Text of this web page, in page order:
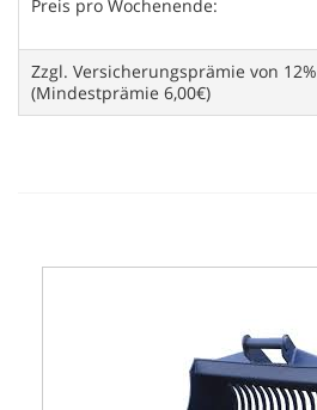
Preis pro Wochenende:
Zzgl. Versicherungsprämie von 12%
(Mindestprämie 6,00€)